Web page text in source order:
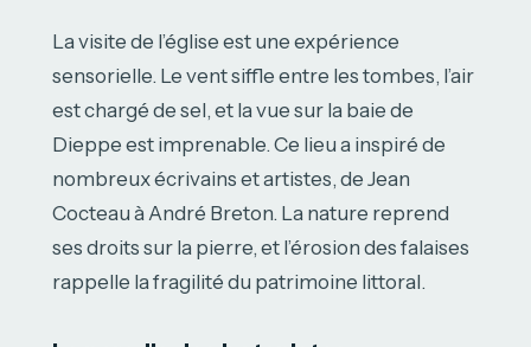
La visite de l’église est une expérience
sensorielle. Le vent siffle entre les tombes, l’air
est chargé de sel, et la vue sur la baie de
Dieppe est imprenable. Ce lieu a inspiré de
nombreux écrivains et artistes, de Jean
Cocteau à André Breton. La nature reprend
ses droits sur la pierre, et l’érosion des falaises
rappelle la fragilité du patrimoine littoral.